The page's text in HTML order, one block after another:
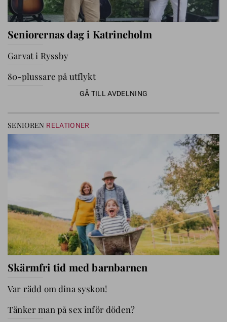
Seniorernas dag i Katrineholm
Garvat i Ryssby
80-plussare på utflykt
GÅ TILL AVDELNING
SENIOREN RELATIONER
Skärmfri tid med barnbarnen
Var rädd om dina syskon!
Tänker man på sex inför döden?